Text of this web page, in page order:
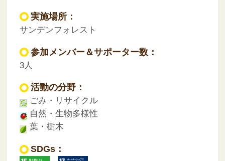
実施場所：
サンデンフォレスト
参加メンバー＆サポーター数：
3人
活動の分野：
ごみ・リサイクル
自然・生物多様性
葉・樹木
SDGs：